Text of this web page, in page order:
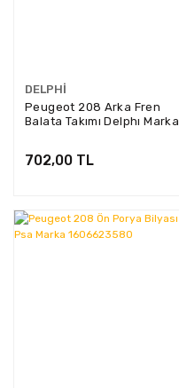
DELPHI
Peugeot 208 Arka Fren
Balata Takımı Delphı Marka
702,00 TL